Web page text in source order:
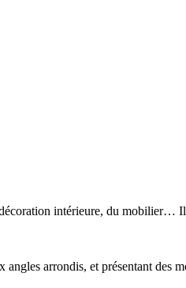
intérieure, du mobilier… Il
angles arrondis, et présentant des